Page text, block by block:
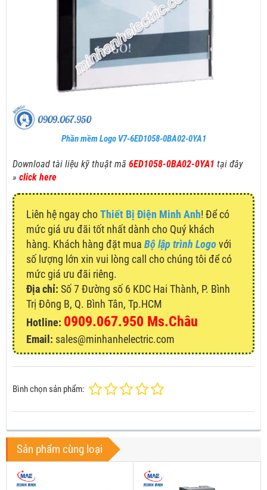
Phần mềm Logo V7-6ED1058-0BA02-0YA1
Download tài liệu kỹ thuật mã 6ED1058-0BA02-0YA1 tại đây
» click here
Liên hệ ngay choThiết Bị Điện Minh Anh! Để có
mức giá ưu đãi tốt nhất dành cho Quý khách
hàng. Khách hàng đặt mua Bộ lập trình Logo với
số lượng lớn xin vui lòng call cho chúng tôi để có
mức giá ưu đãi riêng.
Địa chỉ: Số 7 Đường số 6 KDC Hai Thành, P. Bình
Trị Đông B, Q. Bình Tân, Tp.HCM
Hotline: 0909.067.950 Ms.Châu
Email: sales@minhanhelectric.com
Bình chọn sản phẩm:
Sản phẩm cùng loại